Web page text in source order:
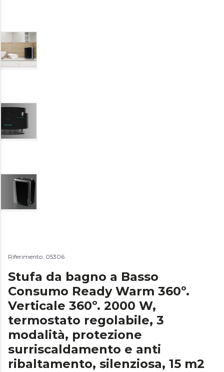
Riferimento: 05306
Stufa da bagno a Basso
Consumo Ready Warm 360º.
Verticale 360º. 2000 W,
termostato regolabile, 3
modalità, protezione
surriscaldamento e anti
ribaltamento, silenziosa, 15 m2